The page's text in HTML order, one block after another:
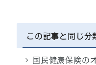
この記事と同じ分
国民健康保険の